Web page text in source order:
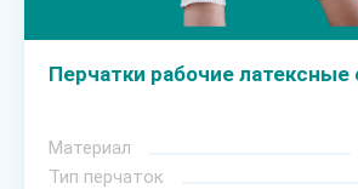
Перчатки рабочие латексные
Материал
Тип перчаток